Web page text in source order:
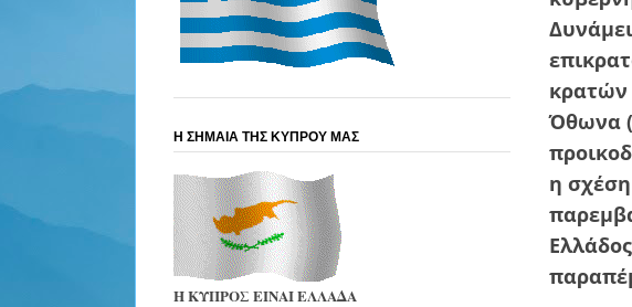
κρατών
Όθωνα
η
Η ΣΗΜΑΙΑ ΤΗΣ ΚΥΠΡΟΥ ΜΑΣ
Η ΚΥΠΡΟΣ ΕΙΝΑΙ ΕΛΛΑΔΑ